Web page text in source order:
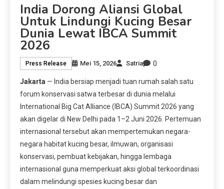
India Dorong Aliansi Global
Untuk Lindungi Kucing Besar
Dunia Lewat IBCA Summit
2026
Press Release Mei 15, 2026 Satria 0
Jakarta — India bersiap menjadi tuan rumah salah satu
forum konservasi satwa terbesar di dunia melalui
International Big Cat Alliance (IBCA) Summit 2026 yang
akan digelar di New Delhi pada 1–2 Juni 2026. Pertemuan
internasional tersebut akan mempertemukan negara-
negara habitat kucing besar, ilmuwan, organisasi
konservasi, pembuat kebijakan, hingga lembaga
internasional guna memperkuat aksi global terkoordinasi
dalam melindungi spesies kucing besar dan